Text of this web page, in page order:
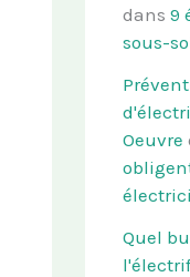
dans 9
sous-
Oeuvre
Quel